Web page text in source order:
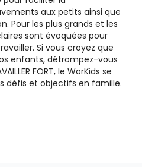
aux petits ainsi que
Pour les plus grands et les
sont évoquées pour
Si vous croyez que
enfants, détrompez-vous
FORT, le WorKids se
défis et objectifs en famille.